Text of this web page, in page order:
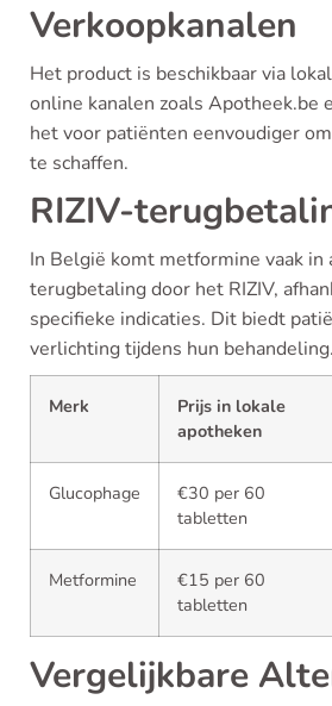
Verkoopkanalen
Het product is beschikbaar via
online kanalen zoals Apotheek.be
het voor patiënten eenvoudiger
te schaffen.
RIZIV-
In België komt metformine vaak in
terugbetaling door het RIZIV,
specifieke indicaties. Dit biedt
verlichting tijdens hun behandeling.
Merk
Prijs in lokale
apotheken
Glucophage
€30 per 60
tabletten
Metformine
€15 per 60
tabletten
Vergelijkbare